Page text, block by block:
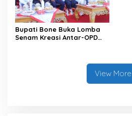
Bupati Bone Buka Lomba
Senam Kreasi Antar-OPD
View More